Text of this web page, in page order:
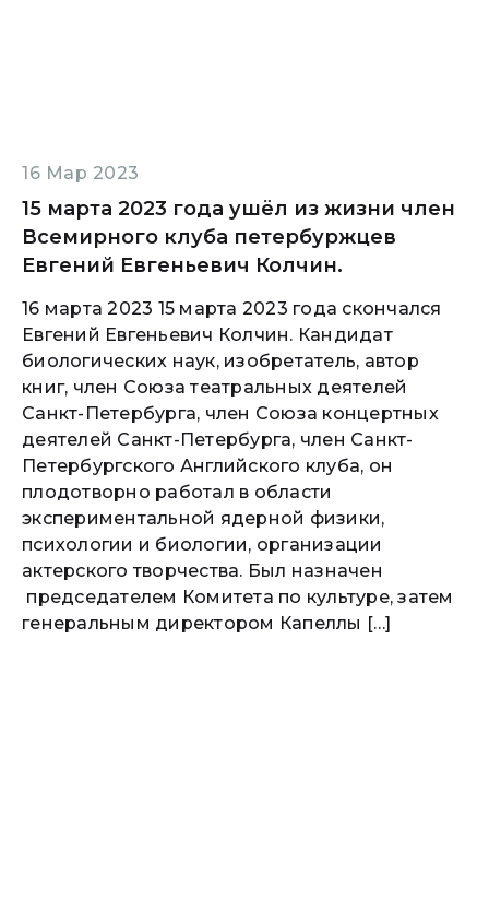
16 Мар 2023
15 марта 2023 года ушёл из жизни член
Всемирного клуба петербуржцев
Евгений Евгеньевич Колчин.
16 марта 2023 15 марта 2023 года скончался
Евгений Евгеньевич Колчин. Кандидат
биологических наук, изобретатель, автор
книг, член Союза театральных деятелей
Санкт-Петербурга, член Союза концертных
деятелей Санкт-Петербурга, член Санкт-
Петербургского Английского клуба, он
плодотворно работал в области
экспериментальной ядерной физики,
психологии и биологии, организации
актерского творчества. Был назначен
председателем Комитета по культуре, затем
генеральным директором Капеллы […]